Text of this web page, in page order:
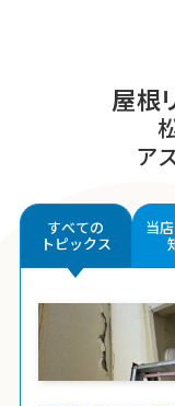
屋根
ア
すべての
トピックス
当